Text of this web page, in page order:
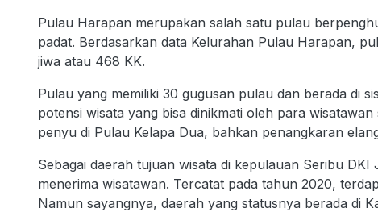
Pulau Harapan merupakan salah satu pulau
padat. Berdasarkan data Kelurahan Pulau Harapan,
jiwa atau 468 KK.
Pulau yang memiliki 30 gugusan pulau dan berada di
potensi wisata yang bisa dinikmati oleh para
penyu di Pulau Kelapa Dua, bahkan penangkaran
Sebagai daerah tujuan wisata di kepulauan Seribu
menerima wisatawan. Tercatat pada tahun 2020,
Namun sayangnya, daerah yang statusnya berada di